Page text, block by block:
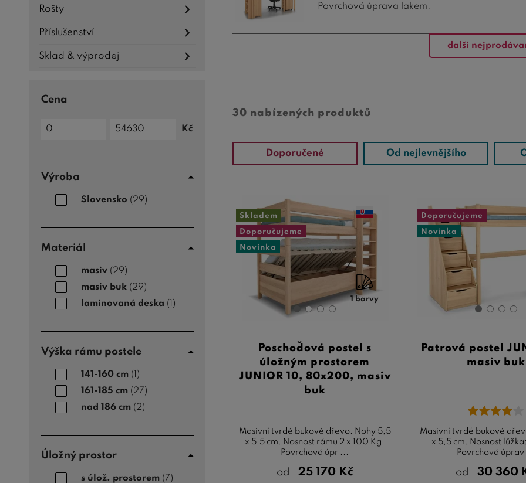
Povrchová úprava lakem.
další
Rošty
Příslušenství
Sklad & výprodej
Cena
Cena
Cena
do
Kč
Výroba
Slovensko (29)
Materiál
masiv (29)
masiv buk (29)
laminovaná deska (1)
Výška rámu postele
141-160 cm (1)
161-185 cm (27)
nad 186 cm (2)
Úložný prostor
s úlož. prostorem (7)
30 nabízených produktů
Doporučené Od nejlevnějšího
Skladem
Doporučujeme
Novinka
1 barvy
Poschoďová postel s
úložným prostorem
JUNIOR 10, 80x200, masiv
buk
Masivní tvrdé bukové dřevo. Nohy 5,5
x 5,5 cm. Nosnost rámu 2 x 100 Kg.
Povrchová úpr ...
od 25 170 Kč
Doporučujeme
Novinka
Patrová postel
masiv buk
Masivní tvrdé bukové
x 5,5 cm. Nosnost
Povrchová úprav
od 30 360